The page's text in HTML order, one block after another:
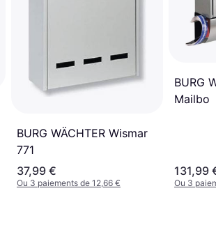
BURG WÄCHTER Wismar
771
37,99 €
Ou 3 paiements de 12,66 €
BURG
Mailbo
131,99
Ou 3